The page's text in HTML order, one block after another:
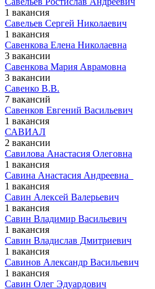
1 вакансия
Савельев Сергей Николаевич
1 вакансия
Савенкова Елена Николаевна
3 вакансии
Савенкова Мария Аврамовна
3 вакансии
Савенко В.В.
7 вакансий
Савенков Евгений Васильевич
1 вакансия
САВИАЛ
2 вакансии
Савилова Анастасия Олеговна
1 вакансия
Савина Анастасия Андреевна ​ ​
1 вакансия
Савин Алексей Валерьевич
1 вакансия
Савин Владимир Васильевич
1 вакансия
Савин Владислав Дмитриевич
1 вакансия
Савинов Александр Васильевич
1 вакансия
Савин Олег Эдуардович